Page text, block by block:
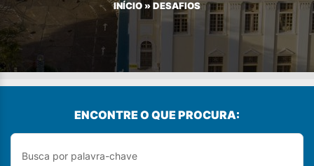
INÍCIO » DESAFIOS
ENCONTRE O QUE PROCURA: